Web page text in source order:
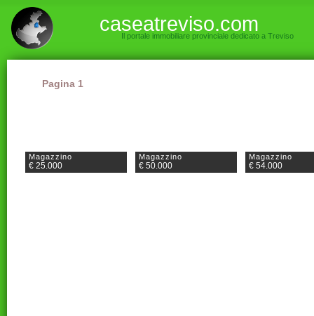
caseatreviso.com
Il portale immobiliare provinciale dedicato a Treviso
Pagina 1
Magazzino
€ 25.000
Magazzino
€ 50.000
Magazzino
€ 54.000